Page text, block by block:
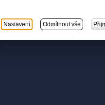
Nastavení Odmítnout vše